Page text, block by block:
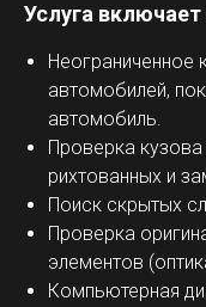
Услуга включает
Неограниченное
автомобилей,
автомобиль.
Проверка
рихтованных и
Поиск скрытых
Проверка
элементов
Компьютерная